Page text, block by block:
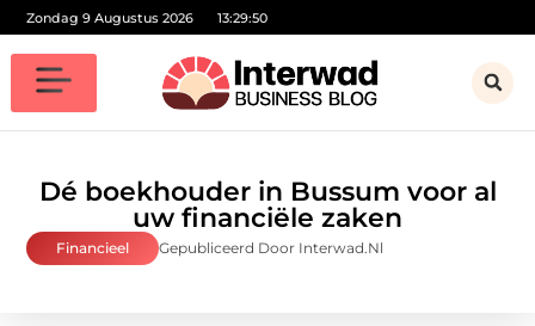
Zondag 9 Augustus 2026 13:29:51
Dé boekhouder in Bussum voor al
uw financiële zaken
Financieel Gepubliceerd Door Interwad.nl